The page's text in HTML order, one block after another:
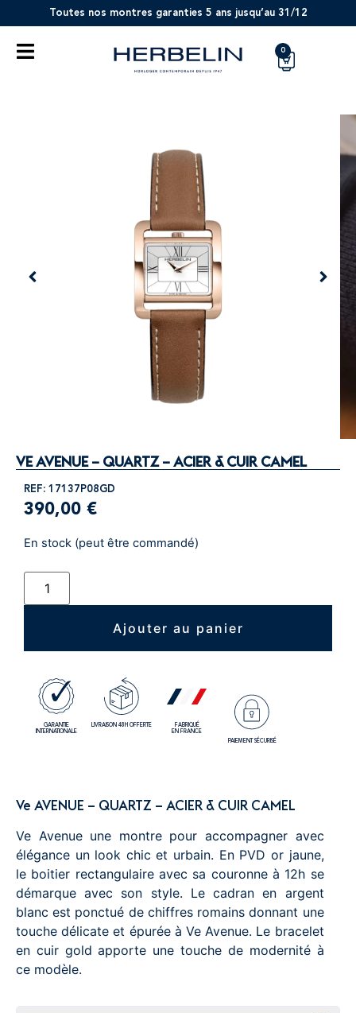
Toutes nos montres garanties 5 ans jusqu’au 31/12
0
VE AVENUE – QUARTZ – ACIER & CUIR CAMEL
REF: 17137P08GD
390,00 €
En stock (peut être commandé)
Ajouter au panier
GARANTIE
INTERNATIONALE
LIVRAISON 48H OFFERTE
FABRIQUÉ
EN FRANCE
PAIEMENT SÉCURISÉ
Ve AVENUE – QUARTZ – ACIER & CUIR CAMEL
Ve Avenue une montre pour accompagner avec
élégance un look chic et urbain. En PVD or jaune,
le boitier rectangulaire avec sa couronne à 12h se
démarque avec son style. Le cadran en argent
blanc est ponctué de chiffres romains donnant une
touche délicate et épurée à Ve Avenue. Le bracelet
en cuir gold apporte une touche de modernité à
ce modèle.